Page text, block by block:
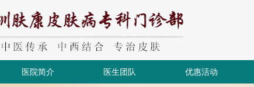
医院简介 医生团队 优惠活动